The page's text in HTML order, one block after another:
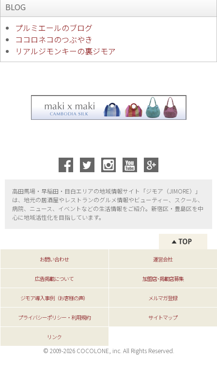
BLOG
プルミエールのブログ
ココロネコのつぶやき
リアルジモンキーの裏ジモア
高田馬場・早稲田・目白エリアの地域情報サイト「ジモア（JIMORE）」
は、地元の居酒屋やレストランのグルメ情報やビューティー、
スクール、
病院、ニュース、イベントなどの生活情報をご紹介。新宿区・ 豊島区を中
心に地域活性化を目指しています。
お問い合わせ 運営会社
広告掲載について 加盟店･掲載店募集
ジモア導入事例（お客様の声） メルマガ登録
プライバシーポリシー・利用規約 サイトマップ
リンク
© 2009-2026 COCOLONE, inc. All Rights Reserved.